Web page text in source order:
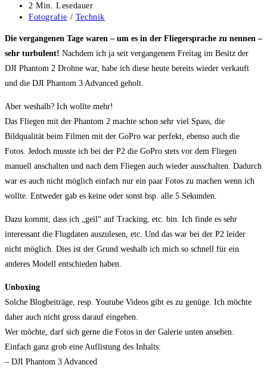
veröffentlicht:
Lesedauer:
2 Min. Lesedauer
Beitrags-
Fotografie / Technik
Die vergangenen Tage waren – um es in der Fliegersprache zu nennen –
sehr turbulent! Nachdem ich ja seit vergangenem Freitag im Besitz der
DJI Phantom 2 Drohne war, habe ich diese heute bereits wieder verkauft
und die DJI Phantom 3 Advanced geholt.
Aber weshalb? Ich wollte mehr!
Das Fliegen mit der Phantom 2 machte schon sehr viel Spass, die
Bildqualität beim Filmen mit der GoPro war perfekt, ebenso auch die
Fotos. Jedoch musste ich bei der P2 die GoPro stets vor dem Fliegen
manuell anschalten und nach dem Fliegen auch wieder ausschalten. Dadurch
war es auch nicht möglich einfach nur ein paar Fotos zu machen wenn ich
wollte. Entweder gab es keine oder sonst bsp. alle 5 Sekunden.
Dazu kommt, dass ich „geil“ auf Tracking, etc. bin. Ich finde es sehr
interessant die Flugdaten auszulesen, etc. Und das war bei der P2 leider
nicht möglich. Dies ist der Grund weshalb ich mich so schnell für ein
anderes Modell entschieden haben.
Unboxing
Solche Blogbeiträge, resp. Youtube Videos gibt es zu genüge. Ich möchte
daher auch nicht gross darauf eingehen.
Wer möchte, darf sich gerne die Fotos in der Galerie unten ansehen.
Einfach ganz grob eine Auflistung des Inhalts:
– DJI Phantom 3 Advanced